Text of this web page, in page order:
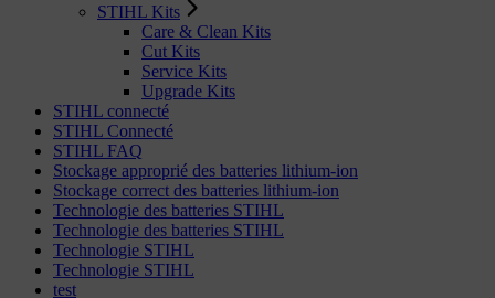
STIHL Kits
Care & Clean Kits
Cut Kits
Service Kits
Upgrade Kits
STIHL connecté
STIHL Connecté
STIHL FAQ
Stockage approprié des batteries lithium-ion
Stockage correct des batteries lithium-ion
Technologie des batteries STIHL
Technologie des batteries STIHL
Technologie STIHL
Technologie STIHL
test